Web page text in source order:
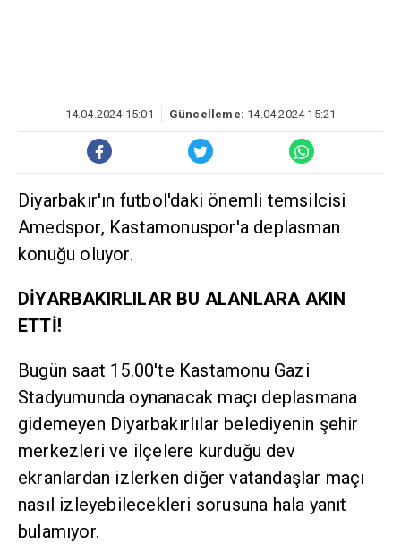
14.04.2024 15:01 Güncelleme: 14.04.2024 15:21
Diyarbakır'ın futbol'daki önemli temsilcisi
Amedspor, Kastamonuspor'a deplasman
konuğu oluyor.
DİYARBAKIRLILAR BU ALANLARA AKIN
ETTİ!
Bugün saat 15.00'te Kastamonu Gazi
Stadyumunda oynanacak maçı deplasmana
gidemeyen Diyarbakırlılar belediyenin şehir
merkezleri ve ilçelere kurduğu dev
ekranlardan izlerken diğer vatandaşlar maçı
nasıl izleyebilecekleri sorusuna hala yanıt
bulamıyor.